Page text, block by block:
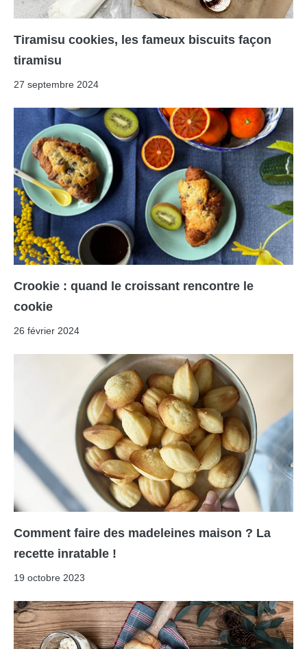
Tiramisu cookies, les fameux biscuits façon
tiramisu
27 septembre 2024
Crookie : quand le croissant rencontre le
cookie
26 février 2024
Comment faire des madeleines maison ? La
recette inratable !
19 octobre 2023